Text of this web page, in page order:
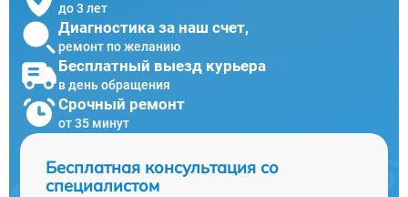
до 3 лет
Диагностика за наш счет,
ремонт по желанию
Бесплатный выезд курьера
в день обращения
Срочный ремонт
от 35 минут
Бесплатная консультация со
специалистом